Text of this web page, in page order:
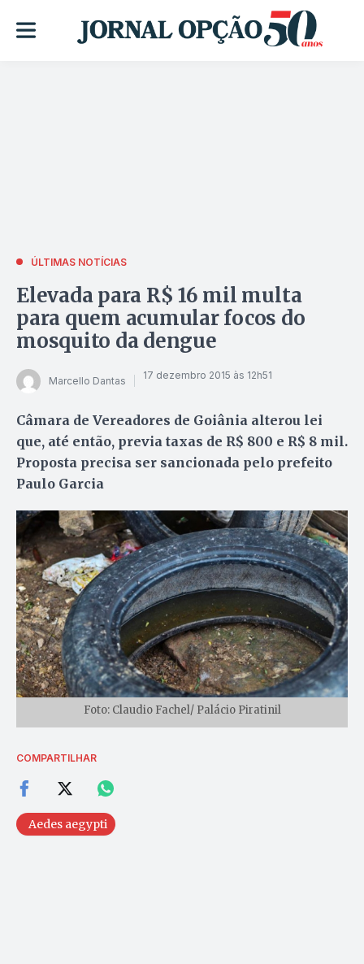
ÚLTIMAS NOTÍCIAS
Elevada para R$ 16 mil multa
para quem acumular focos do
mosquito da dengue
Marcello Dantas 17 dezembro 2015 às 12h51
Câmara de Vereadores de Goiânia alterou lei
que, até então, previa taxas de R$ 800 e R$ 8 mil.
Proposta precisa ser sancionada pelo prefeito
Paulo Garcia
Foto: Claudio Fachel/ Palácio Piratinil
COMPARTILHAR
Aedes aegypti